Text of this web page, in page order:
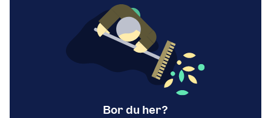
Bor du her?